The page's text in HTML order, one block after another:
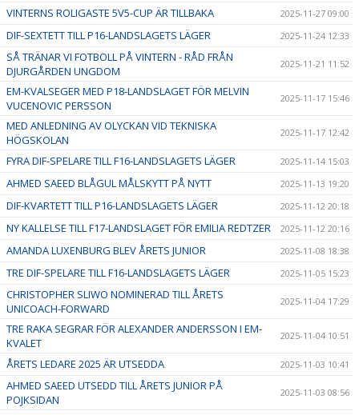
VINTERNS ROLIGASTE 5V5-CUP ÄR TILLBAKA 2025-11-27 09:00
DIF-SEXTETT TILL P16-LANDSLAGETS LÄGER 2025-11-24 12:33
SÅ TRÄNAR VI FOTBOLL PÅ VINTERN - RÅD FRÅN
DJURGÅRDEN UNGDOM
2025-11-21 11:52
EM-KVALSEGER MED P18-LANDSLAGET FÖR MELVIN
VUCENOVIC PERSSON
2025-11-17 15:46
MED ANLEDNING AV OLYCKAN VID TEKNISKA
HÖGSKOLAN
2025-11-17 12:42
FYRA DIF-SPELARE TILL F16-LANDSLAGETS LÄGER 2025-11-14 15:03
AHMED SAEED BLÅGUL MÅLSKYTT PÅ NYTT 2025-11-13 19:20
DIF-KVARTETT TILL P16-LANDSLAGETS LÄGER 2025-11-12 20:18
NY KALLELSE TILL F17-LANDSLAGET FÖR EMILIA REDTZER 2025-11-12 20:16
AMANDA LUXENBURG BLEV ÅRETS JUNIOR 2025-11-08 18:38
TRE DIF-SPELARE TILL F16-LANDSLAGETS LÄGER 2025-11-05 15:23
CHRISTOPHER SLIWO NOMINERAD TILL ÅRETS
UNICOACH-FORWARD
2025-11-04 17:29
TRE RAKA SEGRAR FÖR ALEXANDER ANDERSSON I EM-
KVALET
2025-11-04 10:51
ÅRETS LEDARE 2025 ÄR UTSEDDA 2025-11-03 10:41
AHMED SAEED UTSEDD TILL ÅRETS JUNIOR PÅ
POJKSIDAN
2025-11-03 08:56